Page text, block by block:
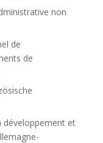
non
de
de
développement et